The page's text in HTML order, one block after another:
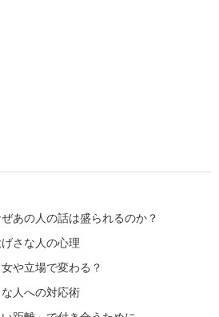
あの人の話は盛られるのか？
さな人の心理
や立場で変わる？
人への対応術